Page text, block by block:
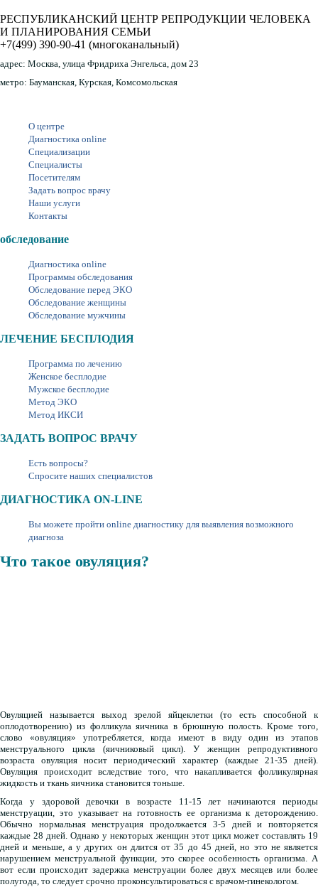
РЕСПУБЛИКАНСКИЙ ЦЕНТР РЕПРОДУКЦИИ ЧЕЛОВЕКА
И ПЛАНИРОВАНИЯ СЕМЬИ
+7(499) 390-90-41 (многоканальный)
адрес: Москва, улица Фридриха Энгельса, дом 23
метро: Бауманская, Курская, Комсомольская
О центре
Диагностика online
Специализации
Специалисты
Посетителям
Задать вопрос врачу
Наши услуги
Контакты
обследование
Диагностика online
Программы обследования
Обследование перед ЭКО
Обследование женщины
Обследование мужчины
ЛЕЧЕНИЕ БЕСПЛОДИЯ
Программа по лечению
Женское бесплодие
Мужское бесплодие
Метод ЭКО
Метод ИКСИ
ЗАДАТЬ ВОПРОС ВРАЧУ
Есть вопросы?
Спросите наших специалистов
ДИАГНОСТИКА ON-LINE
Вы можете пройти online диагностику для выявления возможного
диагноза
Что такое овуляция?
Овуляцией называется выход зрелой яйцеклетки (то есть способной к
оплодотворению) из фолликула яичника в брюшную полость. Кроме того,
слово «овуляция» употребляется, когда имеют в виду один из этапов
менструального цикла (яичниковый цикл). У женщин репродуктивного
возраста овуляция носит периодический характер (каждые 21-35 дней).
Овуляция происходит вследствие того, что накапливается фолликулярная
жидкость и ткань яичника становится тоньше.
Когда у здоровой девочки в возрасте 11-15 лет начинаются периоды
менструации, это указывает на готовность ее организма к деторождению.
Обычно нормальная менструация продолжается 3-5 дней и повторяется
каждые 28 дней. Однако у некоторых женщин этот цикл может составлять 19
дней и меньше, а у других он длится от 35 до 45 дней, но это не является
нарушением менструальной функции, это скорее особенность организма. А
вот если происходит задержка менструации более двух месяцев или более
полугода, то следует срочно проконсультироваться с врачом-гинекологом.